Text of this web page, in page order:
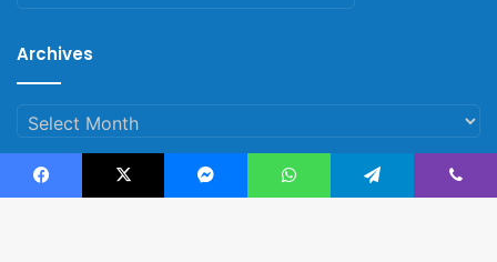
Archives
Archives
Facebook X Messenger WhatsApp Telegram Viber